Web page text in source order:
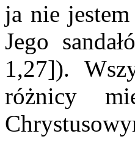
ja nie
Jego
1,27]).
różnicy